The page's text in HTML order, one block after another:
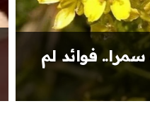
فوائد لم